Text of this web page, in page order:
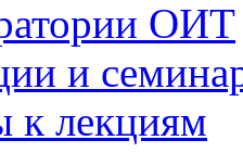
ОИТ
и
к лекциям